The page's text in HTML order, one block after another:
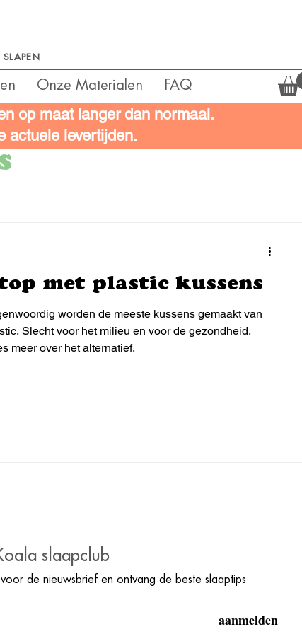
Onze Materialen FAQ
met plastic kussens
worden de meeste kussens gemaakt van
Slecht voor het milieu en voor de gezondheid.
meer over het alternatief.
op maat langer dan normaal.
actuele levertijden.
slaapclub
de nieuwsbrief en ontvang de beste slaaptips
aanmelden